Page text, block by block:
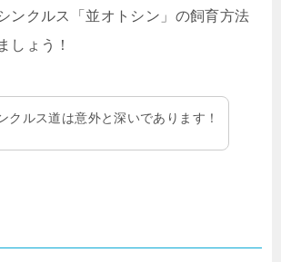
ンクルス「並オトシン」の飼育方法
しょう！
クルス道は意外と深いであります！